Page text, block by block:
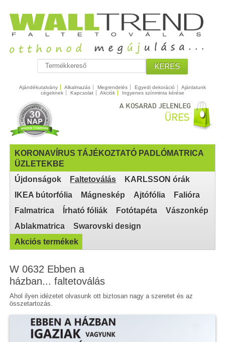
KERES
Ajándékutalvány Alkalmazás Megrendelés Egyedi dekoráció
Ajánlatunk
cégeknek
Kapcsolat Akciók Ingyenes színminta kérése
KORONAVÍRUS TÁJÉKOZTATÓ PADLÓMATRICA
ÜZLETEKBE
Újdonságok
Faltetoválás
KARLSSON órák
IKEA bútorfólia
Mágneskép Ajtófólia
Falióra
Falmatrica
Írható fóliák Fotótapéta
Vászonkép
Ablakmatrica
Swarovski design
Akciós termékek
W 0632 Ebben a
házban... faltetoválás
Ahol ilyen idézetet olvasunk ott biztosan nagy a szeretet és az
összetartozás.